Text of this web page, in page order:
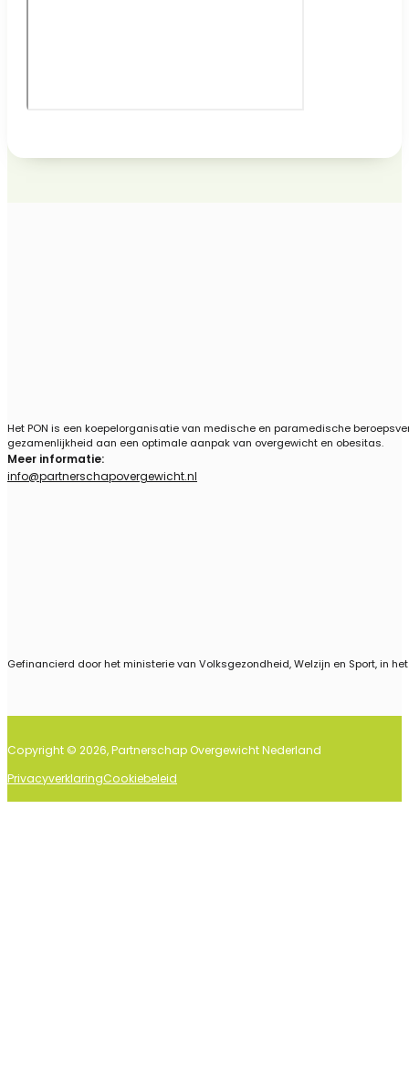
Het PON is een koepelorganisatie van medische en paramedische
gezamenlijkheid aan een optimale aanpak van overgewicht en obesitas.
Gefinancierd door het ministerie van Volksgezondheid, Welzijn en Sport, in
Meer informatie:
info@partnerschapovergewicht.nl
Copyright © 2026, Partnerschap Overgewicht Nederland
PrivacyverklaringCookiebeleid